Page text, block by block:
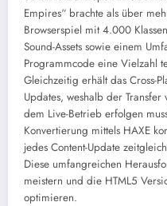
Empires“ brachte als über
Browserspiel mit 4.000
Sound-Assets sowie einem
Programmcode eine Vielzahl
Gleichzeitig erhält das Cross-
Updates, weshalb der
dem Live-Betrieb erfolgen
Konvertierung mittels HAXE
jedes Content-Update
Diese umfangreichen
meistern und die HTML5
optimieren.